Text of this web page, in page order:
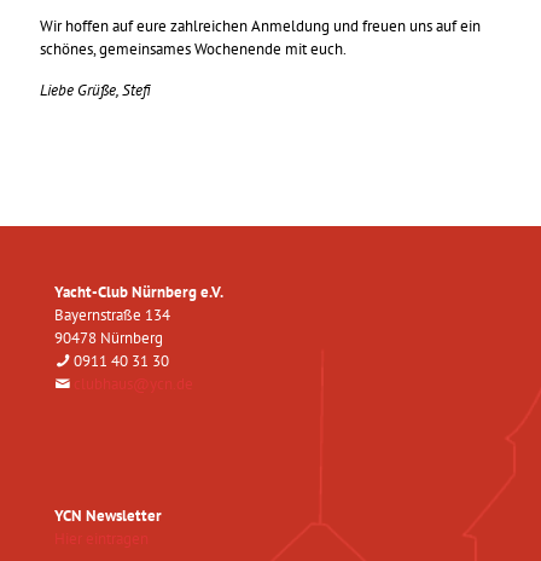
Wir hoffen auf eure zahlreichen Anmeldung und freuen uns auf ein
schönes, gemeinsames Wochenende mit euch.
Liebe Grüße, Stefi
Yacht-Club Nürnberg e.V.
Bayernstraße 134
90478 Nürnberg
0911 40 31 30
clubhaus@ycn.de
YCN Newsletter
Hier eintragen